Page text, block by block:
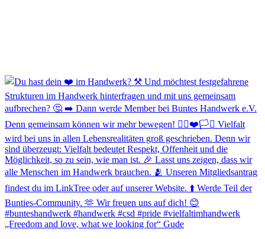
„Freedom and love, what we looking for“ Gude